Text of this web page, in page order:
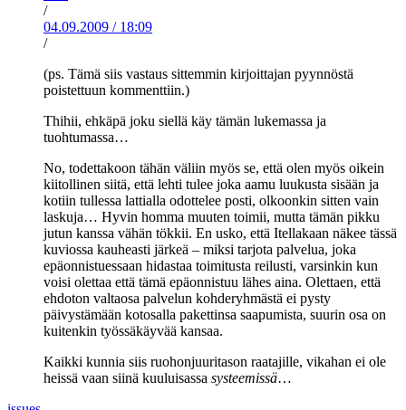
/
04.09.2009 / 18:09
/
(ps. Tämä siis vastaus sittemmin kirjoittajan pyynnöstä
poistettuun kommenttiin.)
Thihii, ehkäpä joku siellä käy tämän lukemassa ja
tuohtumassa…
No, todettakoon tähän väliin myös se, että olen myös oikein
kiitollinen siitä, että lehti tulee joka aamu luukusta sisään ja
kotiin tullessa lattialla odottelee posti, olkoonkin sitten vain
laskuja… Hyvin homma muuten toimii, mutta tämän pikku
jutun kanssa vähän tökkii. En usko, että Itellakaan näkee tässä
kuviossa kauheasti järkeä – miksi tarjota palvelua, joka
epäonnistuessaan hidastaa toimitusta reilusti, varsinkin kun
voisi olettaa että tämä epäonnistuu lähes aina. Olettaen, että
ehdoton valtaosa palvelun kohderyhmästä ei pysty
päivystämään kotosalla pakettinsa saapumista, suurin osa on
kuitenkin työssäkäyvää kansaa.
Kaikki kunnia siis ruohonjuuritason raatajille, vikahan ei ole
heissä vaan siinä kuuluisassa systeemissä…